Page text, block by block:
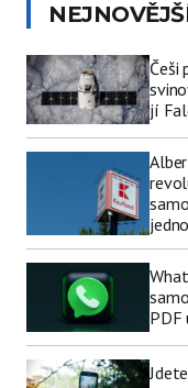
Češi
jí
PDF